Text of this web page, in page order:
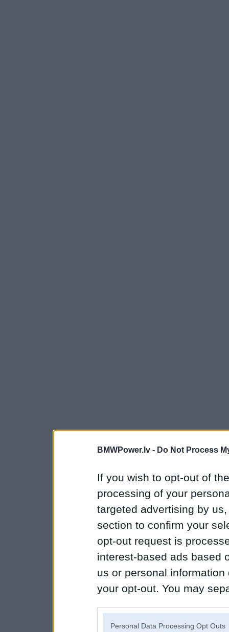
BMWPower.lv - Do Not Process
If you wish to opt-out of
processing of your
targeted advertising by
section to confirm your
opt-out request is
interest-based ads based
us or personal
your opt-out. You may
Personal Data Processing Opt Outs